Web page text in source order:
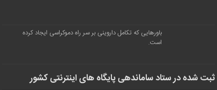
باورهایی که تکامل داروینی بر سر راه دموکراسی ایجاد کرده
است.
ثبت شده در ستاد ساماندهی پایگاه های اینترنتی کشور